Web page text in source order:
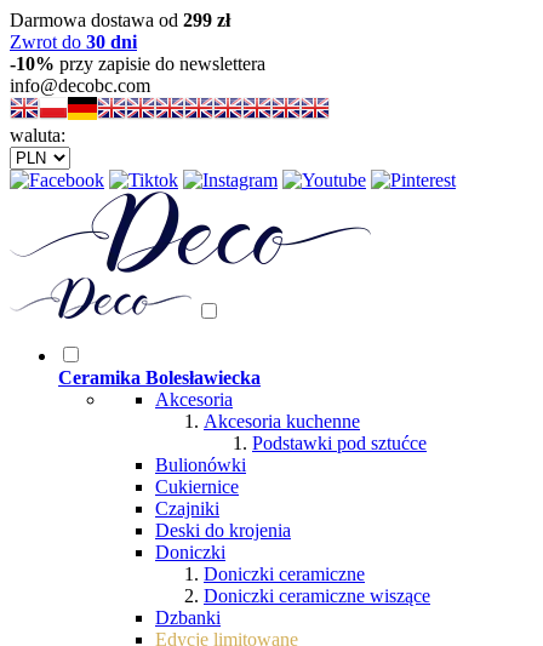
Darmowa dostawa od 299 zł
Zwrot do 30 dni
-10% przy zapisie do newslettera
info@decobc.com
waluta:
Ceramika Bolesławiecka
Akcesoria
Akcesoria kuchenne
Podstawki pod sztućce
Bulionówki
Cukiernice
Czajniki
Deski do krojenia
Doniczki
Doniczki ceramiczne
Doniczki ceramiczne wiszące
Dzbanki
Edycje limitowane